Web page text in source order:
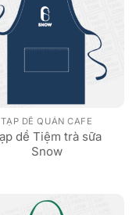
TẠP DỀ QUÁN CAFE
dề Tiệm trà sữa
Snow